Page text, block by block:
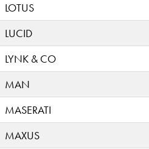
LOTUS
LUCID
LYNK & CO
MAN
MASERATI
MAXUS